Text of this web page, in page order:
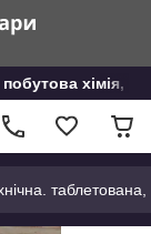
хімія,